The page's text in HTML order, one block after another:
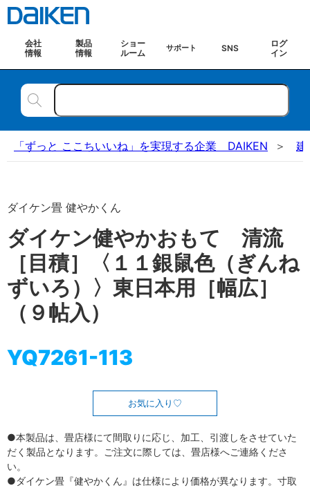
会社
情報
製品
情報
ショー
ルーム
サポート SNS
ログ
イン
「ずっと ここちいいね」を実現する企業 DAIKEN 建
ダイケン畳 健やかくん
ダイケン健やかおもて 清流
［目積］〈１１銀鼠色（ぎんね
ずいろ）〉東日本用［幅広］
（９帖入）
YQ7261-113
お気に入り
●本製品は、畳店様にて間取りに応じ、加工、引渡しをさせていた
だく製品となります。ご注文に際しては、畳店様へご連絡くださ
い。
●ダイケン畳『健やかくん』は仕様により価格が異なります。寸取